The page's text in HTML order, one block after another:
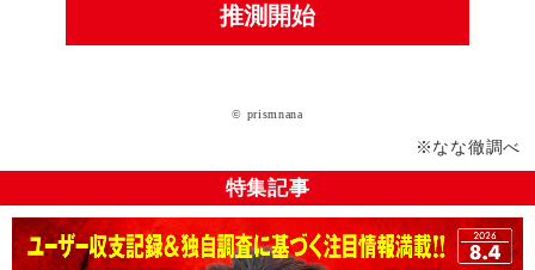
推測開始
© prismnana
※なな徹調べ
特集記事